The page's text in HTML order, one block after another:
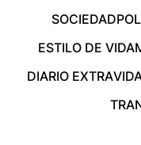
SOCIEDAD
ESTILO DE VIDA
DIARIO EXTRA